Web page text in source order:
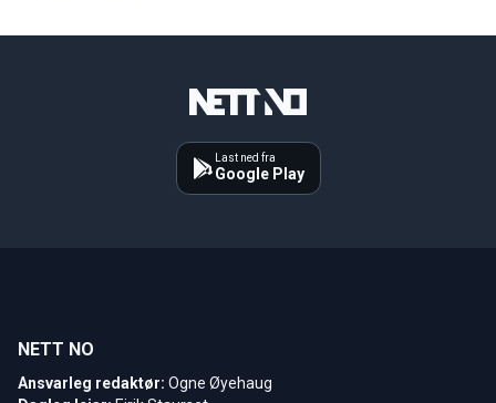
Last ned fra
Google Play
NETT NO
Ansvarleg redaktør: Ogne Øyehaug